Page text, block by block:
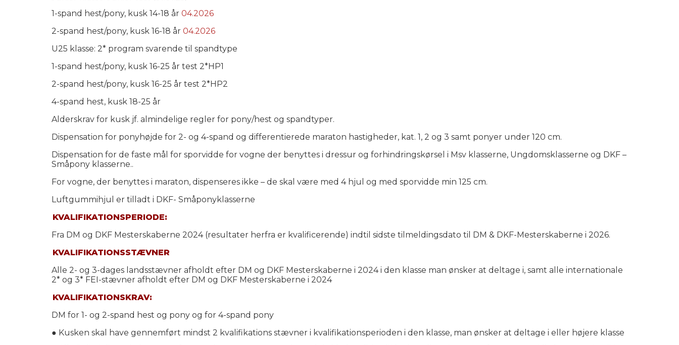
1-spand hest/pony, kusk 14-18 år 04.2026
2-spand hest/pony, kusk 16-18 år 04.2026
U25 klasse: 2* program svarende til spandtype
1-spand hest/pony, kusk 16-25 år test 2*HP1
2-spand hest/pony, kusk 16-25 år test 2*HP2
4-spand hest, kusk 18-25 år
Alderskrav for kusk jf. almindelige regler for pony/hest og spandtyper.
Dispensation for ponyhøjde for 2- og 4-spand og differentierede maraton hastigheder, kat. 1, 2 og 3 samt ponyer under 120 cm.
Dispensation for de faste mål for sporvidde for vogne der benyttes i dressur og forhindringskørsel i Msv klasserne, Ungdomsklasserne og DKF –
Småpony klasserne..
For vogne, der benyttes i maraton, dispenseres ikke – de skal være med 4 hjul og med sporvidde min 125 cm.
Luftgummihjul er tilladt i DKF- Småponyklasserne
KVALIFIKATIONSPERIODE:
Fra DM og DKF Mesterskaberne 2024 (resultater herfra er kvalificerende) indtil sidste tilmeldingsdato til DM & DKF-Mesterskaberne i 2026.
KVALIFIKATIONSSTÆVNER
Alle 2- og 3-dages landsstævner afholdt efter DM og DKF Mesterskaberne i 2024 i den klasse man ønsker at deltage i, samt alle internationale
2* og 3* FEI-stævner afholdt efter DM og DKF Mesterskaberne i 2024
KVALIFIKATIONSKRAV:
DM for 1- og 2-spand hest og pony og for 4-spand pony
● Kusken skal have gennemført mindst 2 kvalifikations stævner i kvalifikationsperioden i den klasse, man ønsker at deltage i eller højere klasse